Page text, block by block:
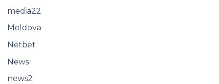
media22
Moldova
Netbet
News
news2